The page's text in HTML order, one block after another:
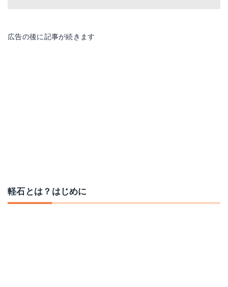
広告の後に記事が続きます
軽石とは？はじめに